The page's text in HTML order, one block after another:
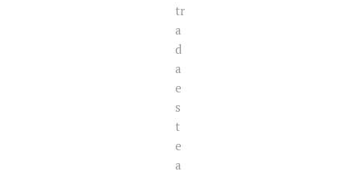
tr
a
d
a
e
s
t
e
a